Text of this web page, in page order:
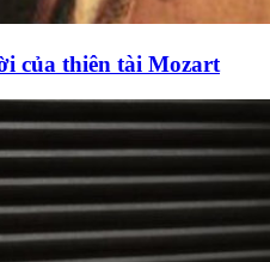
của thiên tài Mozart